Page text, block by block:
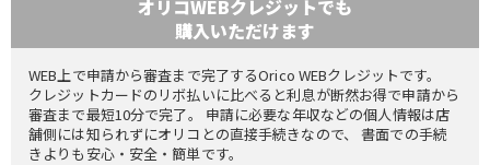
オリコWEBクレジットでも
購入いただけます
WEB上で申請から審査まで完了するOrico WEBクレジットです。
クレジットカードのリボ払いに比べると利息が断然お得で申請から
審査まで最短10分で完了。 申請に必要な年収などの個人情報は店
舗側には知られずにオリコとの直接手続きなので、 書面での手続
きよりも安心・安全・簡単です。